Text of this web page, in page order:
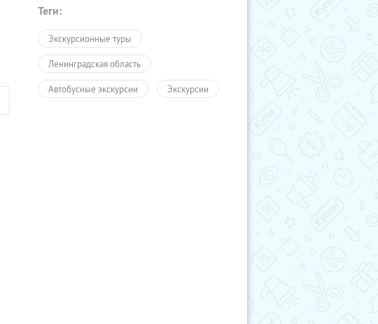
Теги:
Экскурсионные туры
Ленинградская область
Автобусные экскурсии Экскурсии